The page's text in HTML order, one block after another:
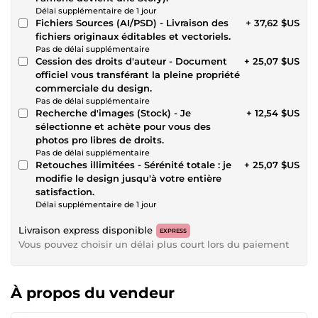
Délai supplémentaire de 1 jour
Fichiers Sources (AI/PSD) - Livraison des
fichiers originaux éditables et vectoriels.
Pas de délai supplémentaire
+ 37,62 $US
Cession des droits d'auteur - Document
officiel vous transférant la pleine propriété
commerciale du design.
Pas de délai supplémentaire
+ 25,07 $US
Recherche d'images (Stock) - Je
sélectionne et achète pour vous des
photos pro libres de droits.
Pas de délai supplémentaire
+ 12,54 $US
Retouches illimitées - Sérénité totale : je
modifie le design jusqu'à votre entière
satisfaction.
Délai supplémentaire de 1 jour
+ 25,07 $US
Livraison express disponible EXPRESS
Vous pouvez choisir un délai plus court lors du paiement
À propos du vendeur